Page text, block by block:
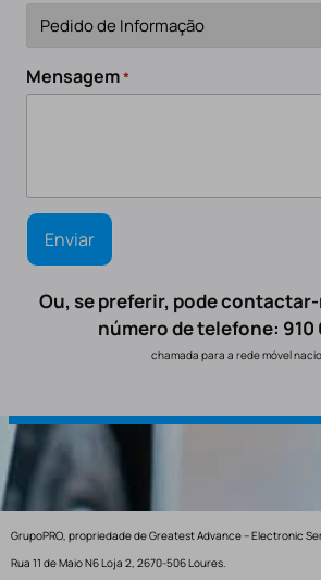
Mensagem*
Ou, se preferir, pode
número de telefone: 910
chamada para a rede móvel
GrupoPRO, propriedade de Greatest Advance – Electronic
Rua 11 de Maio N6 Loja 2, 2670-506 Loures.